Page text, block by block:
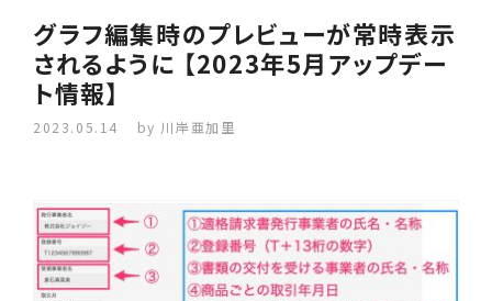
グラフ編集時のプレビューが常時表示
されるように 【2023年5月アップデー
ト情報】
2023.05.14 by 川岸亜加里